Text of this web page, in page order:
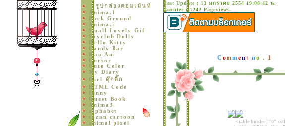
รูปกล่องคอมเม้นท์
Anima.1
Back Ground
Anima.2
Small Lovely Gif
Sayclub Dolls
Hello Kitty
Candy Bar
Kao Ani
Cursor
Cute Color
My Diary
Girl-ดุ๊กดิ๊ก
HTML Code
funny
Guest Book
Anima3
alphabet
tazan cartoon
animal pixel
Last Update : 13 มกราคม 2554 19:08:42 น.
Counter : 1242 Pageviews.
C omment no . 1